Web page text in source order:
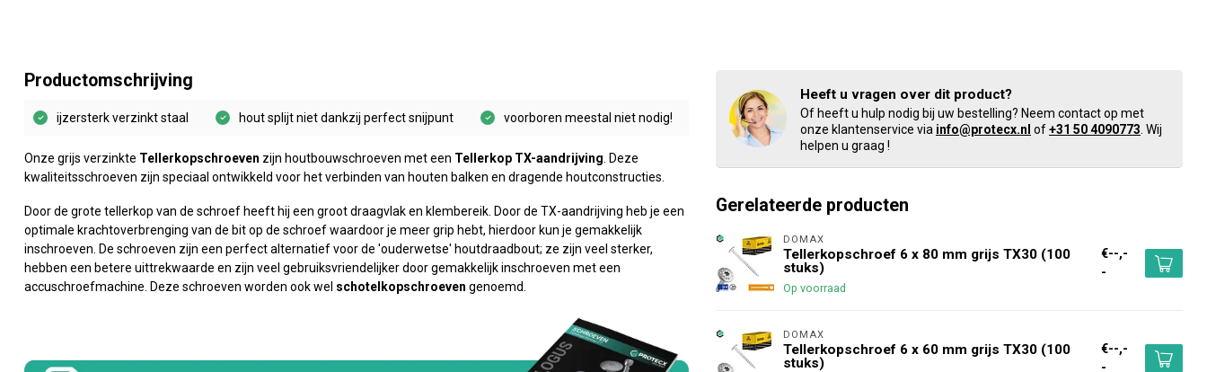
Productomschrijving
ijzersterk verzinkt staal hout splijt niet dankzij perfect snijpunt voorboren meestal niet nodig!
Onze grijs verzinkte Tellerkopschroeven zijn houtbouwschroeven met een Tellerkop TX-aandrijving . Deze
kwaliteitsschroeven zijn speciaal ontwikkeld voor het verbinden van houten balken en dragende houtconstructies.
Door de grote tellerkop van de schroef heeft hij een groot draagvlak en klembereik. Door de TX-aandrijving heb je een
optimale krachtoverbrenging van de bit op de schroef waardoor je meer grip hebt, hierdoor kun je gemakkelijk
inschroeven. De schroeven zijn een perfect alternatief voor de 'ouderwetse' houtdraadbout; ze zijn veel sterker,
hebben een betere uittrekwaarde en zijn veel gebruiksvriendelijker door gemakkelijk inschroeven met een
accuschroefmachine. Deze schroeven worden ook wel schotelkopschroeven genoemd.
Heeft u vragen over dit product?
Of heeft u hulp nodig bij uw bestelling? Neem contact op met
onze klantenservice via info@protecx.nl of+31 50 4090773 . Wij
helpen u graag !
Gerelateerde producten
DOMAX
Tellerkopschroef 6 x 80 mm grijs TX30 (100
stuks)
Op voorraad
€--,-
-
DOMAX
Tellerkopschroef 6 x 60 mm grijs TX30 (100
stuks)
€--,-
-